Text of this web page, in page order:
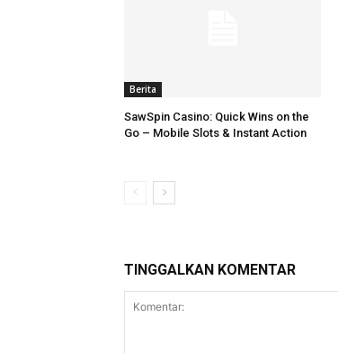
Berita
SawSpin Casino: Quick Wins on the
Go – Mobile Slots & Instant Action
TINGGALKAN KOMENTAR